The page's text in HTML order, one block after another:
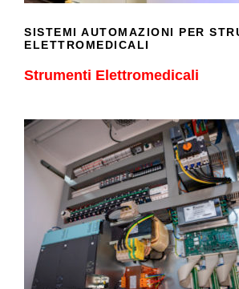
SISTEMI AUTOMAZIONI PER
ELETTROMEDICALI
Strumenti Elettromedicali
SISTEMI AUTOMAZIONI
MACCHINARI
METALMECCANICI